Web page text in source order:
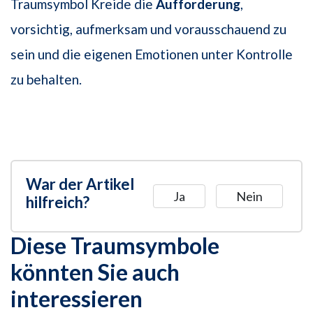
Traumsymbol Kreide die Aufforderung,
vorsichtig, aufmerksam und vorausschauend zu
sein und die eigenen Emotionen unter Kontrolle
zu behalten.
War der Artikel
hilfreich?
Ja Nein
Diese Traumsymbole
könnten Sie auch
interessieren